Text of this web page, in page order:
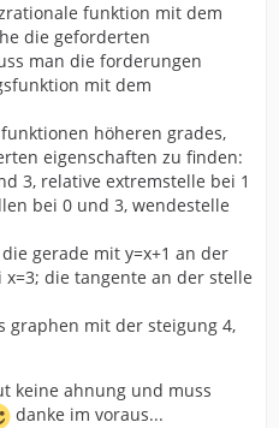
funktion mit dem
die geforderten
man die forderungen
mit dem
höheren grades,
eigenschaften zu finden:
3, relative extremstelle bei 1
bei 0 und 3, wendestelle
gerade mit y=x+1 an der
die tangente an der stelle
graphen mit der steigung 4,
keine ahnung und muss
danke im voraus...